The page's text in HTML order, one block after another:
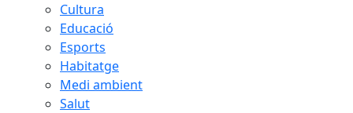
Cultura
Educació
Esports
Habitatge
Medi ambient
Salut